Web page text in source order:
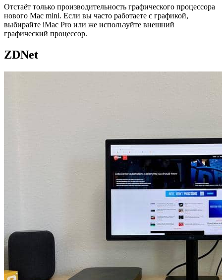
Отстаёт только производительность графического процессора
нового Mac mini. Если вы часто работаете с графикой,
выбирайте iMac Pro или же используйте внешний
графический процессор.
ZDNet